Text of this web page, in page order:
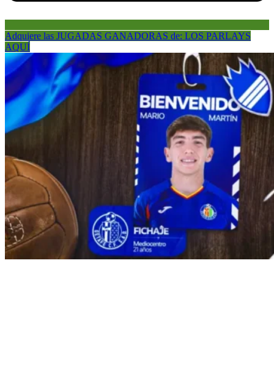
Adquiere las JUGADAS GANADORAS de: LOS PARLAYS
AQUÍ